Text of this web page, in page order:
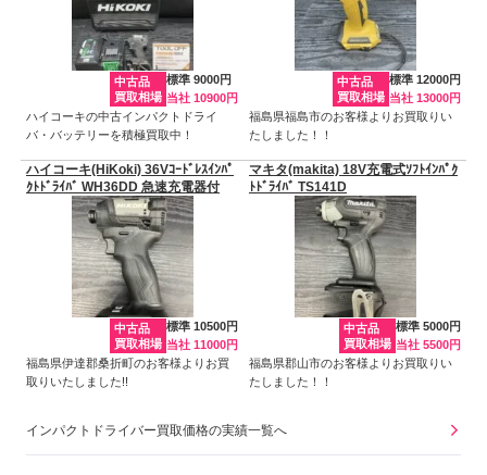
中古品
買取相場
標準 9000円
当社 10900円
ハイコーキの中古インパクトドライ
バ・バッテリーを積極買取中！
中古品
買取相場
標準 12000円
当社 13000円
福島県福島市のお客様よりお買取りい
たしました！！
ハイコーキ(HiKoki) 36Vｺｰﾄﾞﾚｽｲﾝﾊﾟ
ｸﾄﾄﾞﾗｲﾊﾞ WH36DD 急速充電器付
中古品
買取相場
標準 10500円
当社 11000円
福島県伊達郡桑折町のお客様よりお買
取りいたしました!!
マキタ(makita) 18V充電式ｿﾌﾄｲﾝﾊﾟｸ
ﾄﾄﾞﾗｲﾊﾞ TS141D
中古品
買取相場
標準 5000円
当社 5500円
福島県郡山市のお客様よりお買取りい
たしました！！
インパクトドライバー買取価格の実績一覧へ